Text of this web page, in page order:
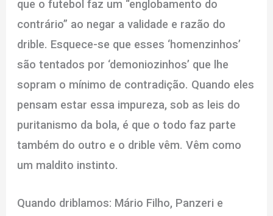
que o futebol faz um “englobamento do
contrário” ao negar a validade e razão do
drible. Esquece-se que esses ‘homenzinhos’
são tentados por ‘demoniozinhos’ que lhe
sopram o mínimo de contradição. Quando eles
pensam estar essa impureza, sob as leis do
puritanismo da bola, é que o todo faz parte
também do outro e o drible vêm. Vêm como
um maldito instinto.
Quando driblamos: Mário Filho, Panzeri e